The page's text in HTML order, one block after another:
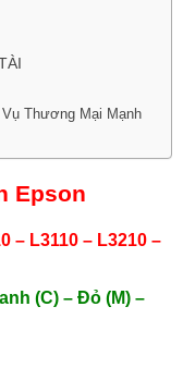
Thương Mại Mạnh
Epson
– L3110 – L3210 –
(C) – Đỏ (M) –